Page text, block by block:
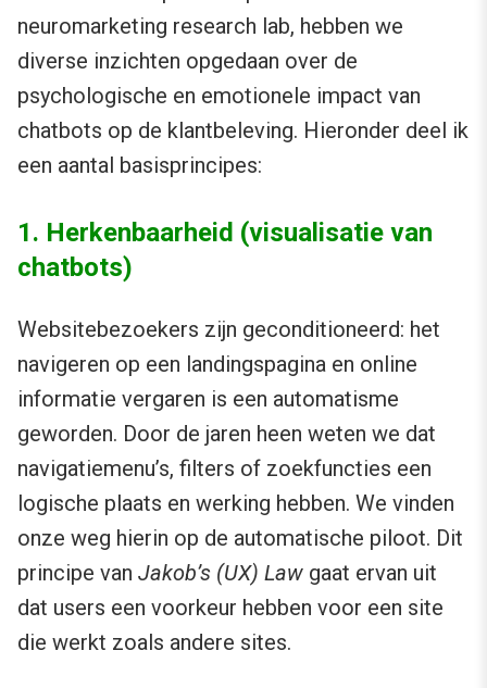
neuromarketing research lab, hebben we
diverse inzichten opgedaan over de
psychologische en emotionele impact van
chatbots op de klantbeleving. Hieronder deel ik
een aantal basisprincipes:
1. Herkenbaarheid (visualisatie van
chatbots)
Websitebezoekers zijn geconditioneerd: het
navigeren op een landingspagina en online
informatie vergaren is een automatisme
geworden. Door de jaren heen weten we dat
navigatiemenu’s, filters of zoekfuncties een
logische plaats en werking hebben. We vinden
onze weg hierin op de automatische piloot. Dit
principe van Jakob’s (UX) Law gaat ervan uit
dat users een voorkeur hebben voor een site
die werkt zoals andere sites.